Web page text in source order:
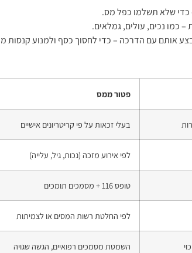
כדי שלא תשלמו כפל מס.
כמו נכים, עולים, גמלאים.
אותם עם הדרכה – כדי לחסוך כסף ולמנוע קנסות
פטור ממס
בעלי זכאות על פי קריטריונים אישיים
לפי אירוע מזכה (נכות, גיל, עלייה)
טופס 116 + מסמכים תומכים
לפי החלטת רשות המסים או לצמיתות
השמטת מסמכים רפואיים, הגשה שגויה